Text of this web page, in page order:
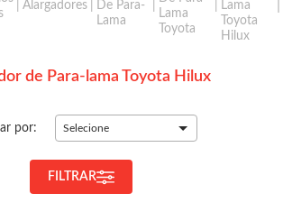
Alargadores
De Para-
Lama
Lama
Toyota
Lama
Toyota
Hilux
de Para-lama Toyota Hilux
por: Selecione
FILTRAR